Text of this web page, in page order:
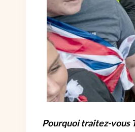
Pourquoi traitez-vous